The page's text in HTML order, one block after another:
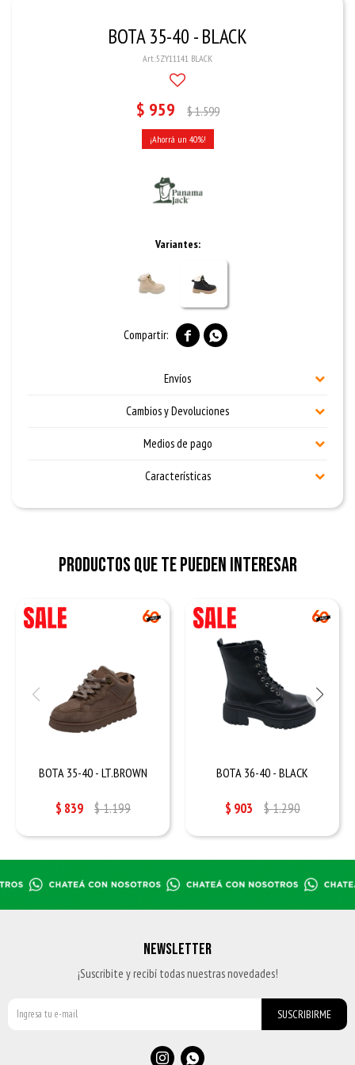
BOTA 35-40 - BLACK
5ZY11141 BLACK
$ 959 $1.599
40
Variantes:
 
Envíos
Cambios y Devoluciones
Medios de pago
Características
Productos que te pueden interesar
BOTA 35-40 - LT.BROWN
$ 839 $1.199
BOTA 36-40 - BLACK
$ 903 $1.290
NEWSLETTER
¡Suscribite y recibí todas nuestras novedades!
SUSCRIBIRME
 